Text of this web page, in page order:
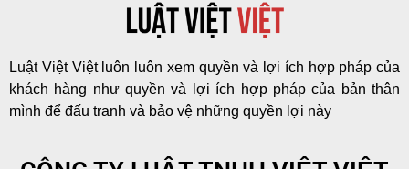
Luật Việt Việt luôn luôn xem quyền và lợi ích hợp pháp của
khách hàng như quyền và lợi ích hợp pháp của bản thân
mình để đấu tranh và bảo vệ những quyền lợi này